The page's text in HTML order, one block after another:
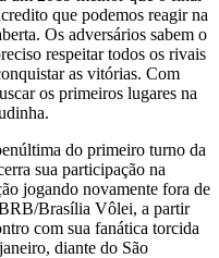
que podemos reagir na
Os adversários sabem o
respeitar todos os rivais
as vitórias. Com
os primeiros lugares na
do primeiro turno da
sua participação na
jogando novamente fora de
Brasília Vôlei, a partir
com sua fanática torcida
diante do São